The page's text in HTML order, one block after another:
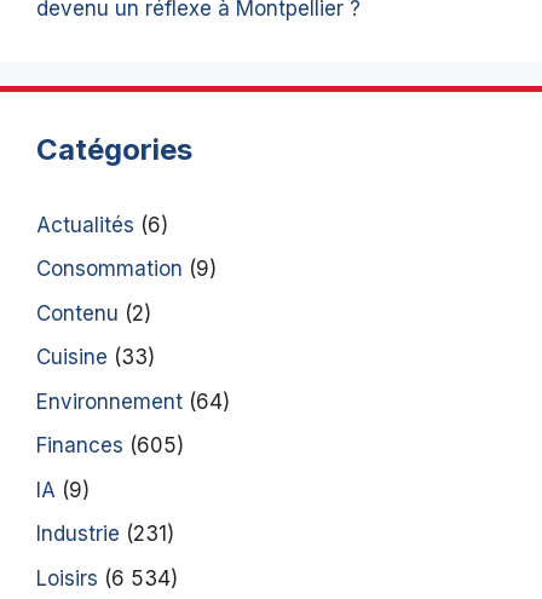
devenu un réflexe à Montpellier ?
Catégories
Actualités (6)
Consommation (9)
Contenu (2)
Cuisine (33)
Environnement (64)
Finances (605)
IA (9)
Industrie (231)
Loisirs (6 534)